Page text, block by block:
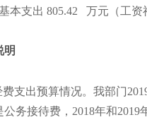
本支出 805.42 万元（工资
明
支出预算情况。我部门
务接待费，2018年和2019